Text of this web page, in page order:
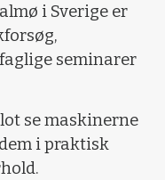
i Sverige er
seminarer
se maskinerne
i praktisk